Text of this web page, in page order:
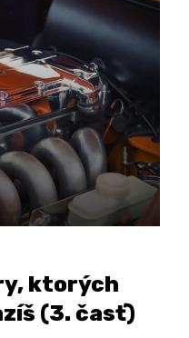
ktorých
(3. časť)